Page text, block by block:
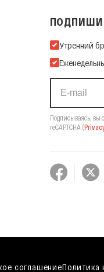
Подпишитесь
Утренний
Подписываясь, вы
reCAPTCHA (
соглашениеПолитика